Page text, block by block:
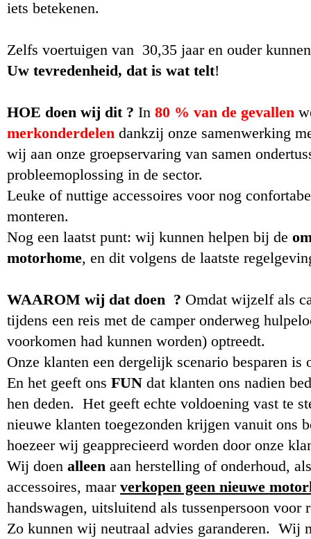
iets betekenen.
Zelfs voertuigen van 30,35 jaar en ouder
Uw tevredenheid, dat is wat telt!
HOE doen wij dit ? In 80 % van de gevallen
merkonderdelen dankzij onze samenwerking
wij aan onze groepservaring van samen
probleemoplossing in de sector.
Leuke of nuttige accessoires voor nog
monteren.
Nog een laatst punt: wij kunnen helpen bij de
motorhome, en dit volgens de laatste
WAAROM wij dat doen ? Omdat wijzelf als
tijdens een reis met de camper onderweg
voorkomen had kunnen worden) optreedt.
Onze klanten een dergelijk scenario besparen is
En het geeft ons FUN dat klanten ons nadien
hen deden. Het geeft echte voldoening vast te
nieuwe klanten toegezonden krijgen vanuit ons
hoezeer wij geapprecieerd worden door onze
Wij doen alleen aan herstelling of onderhoud,
accessoires, maar verkopen geen nieuwe
handswagen, uitsluitend als tussenpersoon
Zo kunnen wij neutraal advies garanderen. Wij